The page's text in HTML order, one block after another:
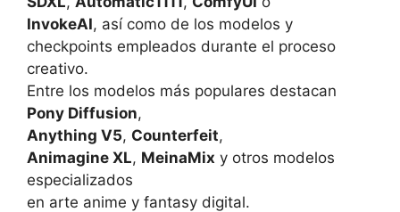
InvokeAI, así como de los modelos y
checkpoints empleados durante el proceso
creativo.
Entre los modelos más populares destacan
Pony Diffusion,
Anything V5, Counterfeit,
Animagine XL, MeinaMix y otros modelos
especializados
en arte anime y fantasy digital.